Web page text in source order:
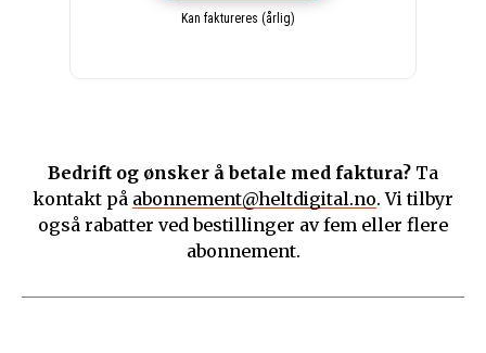
Kan faktureres (årlig)
Bedrift og ønsker å betale med faktura? Ta
kontakt på abonnement@heltdigital.no. Vi tilbyr
også rabatter ved bestillinger av fem eller flere
abonnement.